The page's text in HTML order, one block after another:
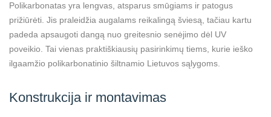
Polikarbonatas yra lengvas, atsparus smūgiams ir patogus
prižiūrėti. Jis praleidžia augalams reikalingą šviesą, tačiau kartu
padeda apsaugoti dangą nuo greitesnio senėjimo dėl UV
poveikio. Tai vienas praktiškiausių pasirinkimų tiems, kurie ieško
ilgaamžio polikarbonatinio šiltnamio Lietuvos sąlygoms.
Konstrukcija ir montavimas